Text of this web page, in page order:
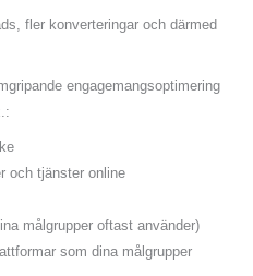
fler konverteringar och därmed
engagemangsoptimering
och tjänster online
målgrupper oftast använder)
som dina målgrupper